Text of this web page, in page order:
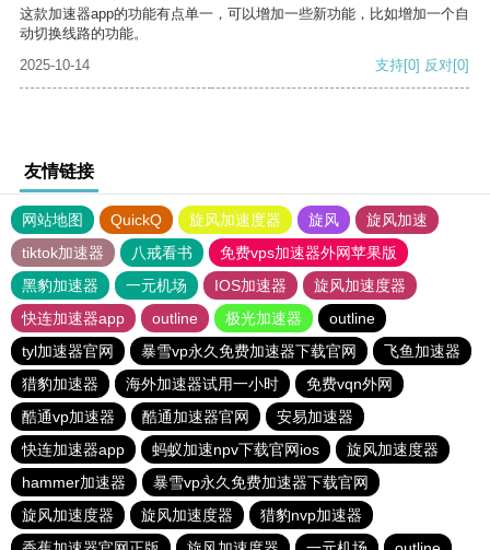
这款加速器app的功能有点单一，可以增加一些新功能，比如增加一个自
动切换线路的功能。
2025-10-14
支持[0] 反对[0]
友情链接
网站地图 QuickQ 旋风加速度器 旋风
旋风加速
tiktok加速器
八戒看书
免费vps加速器外网苹果版
黑豹加速器
一元机场 IOS加速器
旋风加速度器
快连加速器app
outline 极光加速器
outline
tyl加速器官网
暴雪vp永久免费加速器下载官网
飞鱼加速器
猎豹加速器
海外加速器试用一小时
免费vqn外网
酷通vp加速器
酷通加速器官网
安易加速器
快连加速器app
蚂蚁加速npv下载官网ios
旋风加速度器
hammer加速器
暴雪vp永久免费加速器下载官网
旋风加速度器
旋风加速度器
猎豹nvp加速器